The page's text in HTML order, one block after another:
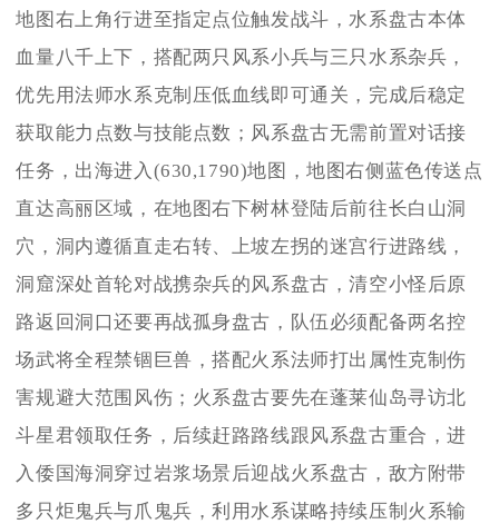
地图右上角行进至指定点位触发战斗，水系盘古本体
血量八千上下，搭配两只风系小兵与三只水系杂兵，
优先用法师水系克制压低血线即可通关，完成后稳定
获取能力点数与技能点数；风系盘古无需前置对话接
任务，出海进入(630,1790)地图，地图右侧蓝色传送点
直达高丽区域，在地图右下树林登陆后前往长白山洞
穴，洞内遵循直走右转、上坡左拐的迷宫行进路线，
洞窟深处首轮对战携杂兵的风系盘古，清空小怪后原
路返回洞口还要再战孤身盘古，队伍必须配备两名控
场武将全程禁锢巨兽，搭配火系法师打出属性克制伤
害规避大范围风伤；火系盘古要先在蓬莱仙岛寻访北
斗星君领取任务，后续赶路路线跟风系盘古重合，进
入倭国海洞穿过岩浆场景后迎战火系盘古，敌方附带
多只炬鬼兵与爪鬼兵，利用水系谋略持续压制火系输